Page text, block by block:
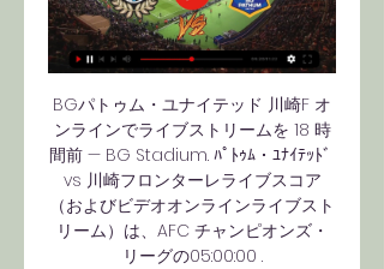
BGパトゥム・ユナイテッド 川崎F オ
ンラインでライブストリームを 18 時
間前 — BG Stadium. ﾊﾟﾄｩﾑ・ﾕﾅｲﾃｯﾄﾞ
vs 川崎フロンターレライブスコア
（およびビデオオンラインライブスト
リーム）は、AFC チャンピオンズ・
リーグの05:00:00 .